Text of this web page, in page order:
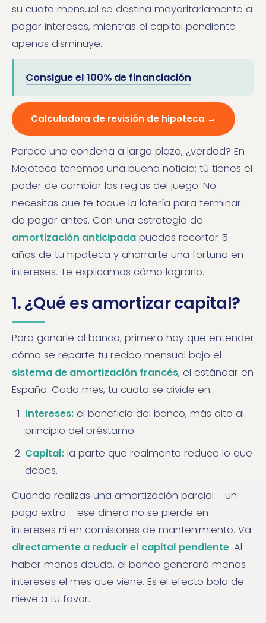
su cuota mensual se destina mayoritariamente a
pagar intereses, mientras el capital pendiente
apenas disminuye.
Consigue el 100% de financiación
Calculadora de revisión de hipoteca →
Parece una condena a largo plazo, ¿verdad? En
Mejoteca tenemos una buena noticia: tú tienes el
poder de cambiar las reglas del juego. No
necesitas que te toque la lotería para terminar
de pagar antes. Con una estrategia de
amortización anticipada puedes recortar 5
años de tu hipoteca y ahorrarte una fortuna en
intereses. Te explicamos cómo lograrlo.
1. ¿Qué es amortizar capital?
Para ganarle al banco, primero hay que entender
cómo se reparte tu recibo mensual bajo el
sistema de amortización francés, el estándar en
España. Cada mes, tu cuota se divide en:
Intereses: el beneficio del banco, más alto al
principio del préstamo.
Capital: la parte que realmente reduce lo que
debes.
Cuando realizas una amortización parcial —un
pago extra— ese dinero no se pierde en
intereses ni en comisiones de mantenimiento. Va
directamente a reducir el capital pendiente. Al
haber menos deuda, el banco generará menos
intereses el mes que viene. Es el efecto bola de
nieve a tu favor.